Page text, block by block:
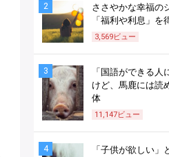
2
ささやかな幸福の
「福利や利息」を
3,569ビュー
3
「国語ができる人
けど、馬鹿には読
体
11,147ビュー
4
「子供が欲しい」